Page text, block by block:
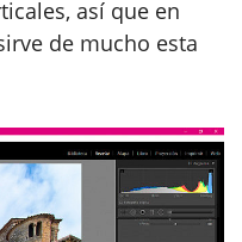
así que en
de mucho esta